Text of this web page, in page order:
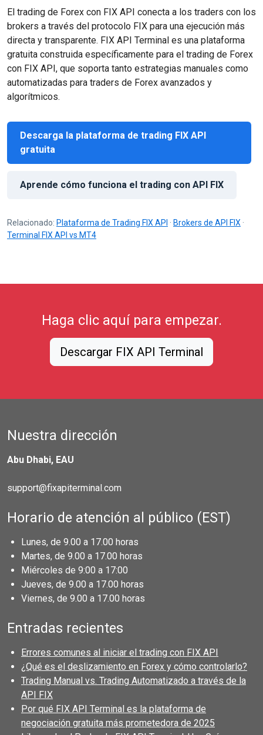
El trading de Forex con FIX API conecta a los traders con los
brokers a través del protocolo FIX para una ejecución más
directa y transparente. FIX API Terminal es una plataforma
gratuita construida específicamente para el trading de Forex
con FIX API, que soporta tanto estrategias manuales como
automatizadas para traders de Forex avanzados y
algorítmicos.
Descarga la plataforma de trading FIX API
gratuita
Aprende cómo funciona el trading con API FIX
Relacionado: Plataforma de Trading FIX API · Brokers de API FIX ·
Terminal FIX API vs MT4
Haga clic aquí para empezar.
Descargar FIX API Terminal
Nuestra dirección
Abu Dhabi, EAU
support@fixapiterminal.com
Horario de atención al público (EST)
Lunes, de 9.00 a 17.00 horas
Martes, de 9.00 a 17.00 horas
Miércoles de 9:00 a 17:00
Jueves, de 9.00 a 17.00 horas
Viernes, de 9.00 a 17.00 horas
Entradas recientes
Errores comunes al iniciar el trading con FIX API
¿Qué es el deslizamiento en Forex y cómo controlarlo?
Trading Manual vs. Trading Automatizado a través de la
API FIX
Por qué FIX API Terminal es la plataforma de
negociación gratuita más prometedora de 2025